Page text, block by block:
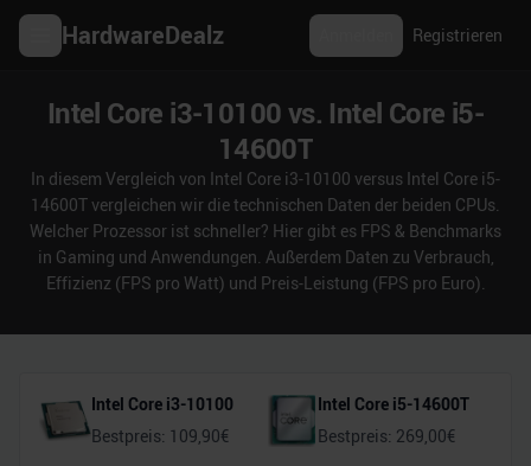
HardwareDealz Registrieren
Intel Core i3-10100 vs. Intel Core i5-
14600T
In diesem Vergleich von Intel Core i3-10100 versus Intel Core i5-
14600T vergleichen wir die technischen Daten der beiden CPUs.
Welcher Prozessor ist schneller? Hier gibt es FPS & Benchmarks
in Gaming und Anwendungen. Außerdem Daten zu Verbrauch,
Effizienz (FPS pro Watt) und Preis-Leistung (FPS pro Euro).
Intel Core i3-10100
Bestpreis: 109,90€
Intel Core i5-14600T
Bestpreis: 269,00€